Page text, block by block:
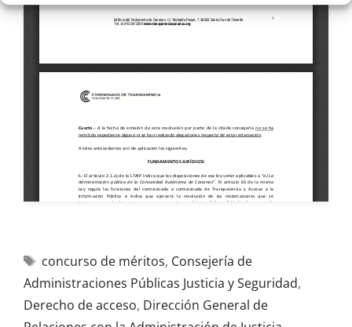
concurso de méritos, Consejería de
Administraciones Públicas Justicia y Seguridad,
Derecho de acceso, Dirección General de